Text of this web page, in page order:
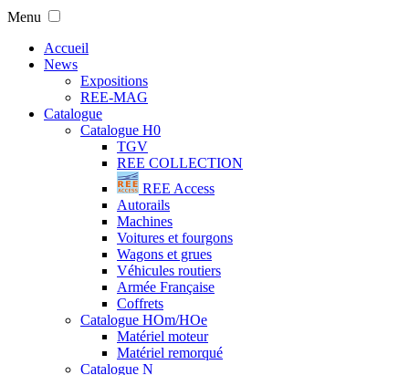
Menu
Accueil
News
Expositions
REE-MAG
Catalogue
Catalogue H0
TGV
REE COLLECTION
REE Access
Autorails
Machines
Voitures et fourgons
Wagons et grues
Véhicules routiers
Armée Française
Coffrets
Catalogue HOm/HOe
Matériel moteur
Matériel remorqué
Catalogue N